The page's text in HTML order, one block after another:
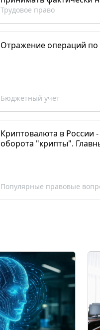
Трудовое право
Отражение операций
Бюджетный учет
Криптовалюта в России
оборота "крипты".
Популярные правовые